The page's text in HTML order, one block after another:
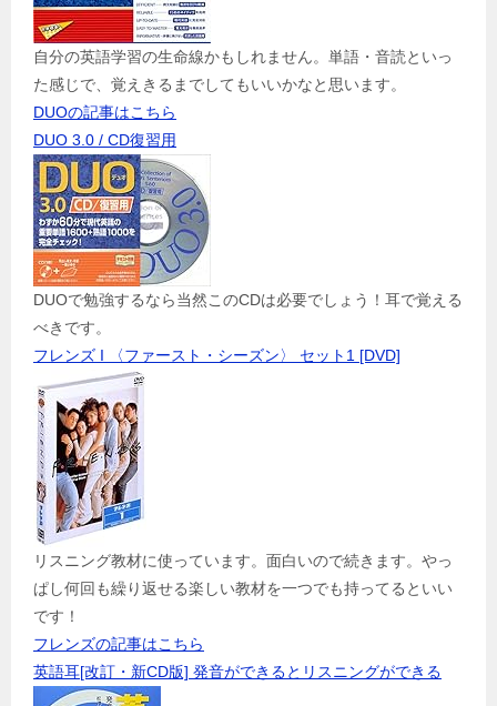
自分の英語学習の生命線かもしれません。単語・音読といっ
た感じで、覚えきるまでしてもいいかなと思います。
DUOの記事はこちら
DUO 3.0 / CD復習用
DUOで勉強するなら当然このCDは必要でしょう！耳で覚える
べきです。
フレンズ I 〈ファースト・シーズン〉 セット1 [DVD]
リスニング教材に使っています。面白いので続きます。やっ
ぱし何回も繰り返せる楽しい教材を一つでも持ってるといい
です！
フレンズの記事はこちら
英語耳[改訂・新CD版] 発音ができるとリスニングができる